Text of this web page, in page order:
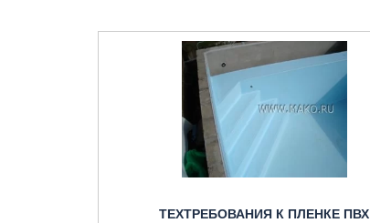
ТЕХТРЕБОВАНИЯ К ПЛЕНКЕ ПВХ